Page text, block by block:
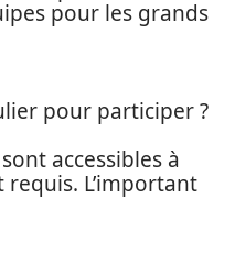
pour les grands
pour participer ?
accessibles à
requis. L’important